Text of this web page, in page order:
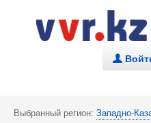
.
Выбранный регион: Западно-